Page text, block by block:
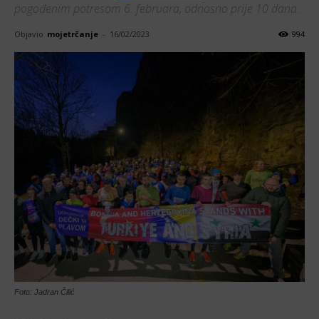
pogođenim potresom 6. februara, odnosno prije 10 dana.
Objavio mojetrčanje - 16/02/2023 994
Foto: Jadran Čilić